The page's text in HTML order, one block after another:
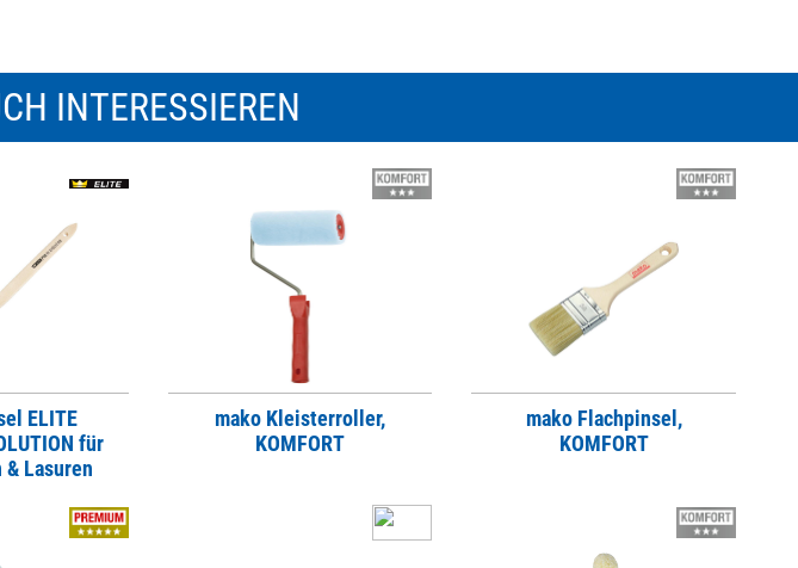
INTERESSIEREN
ELITE
für
& Lasuren
mako Kleisterroller,
KOMFORT
mako Flachpinsel,
KOMFORT